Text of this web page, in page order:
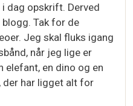
dag opskrift. Derved
Tak for de
Jeg skal fluks igang
når jeg lige er
en dino og en
der har ligget alt for